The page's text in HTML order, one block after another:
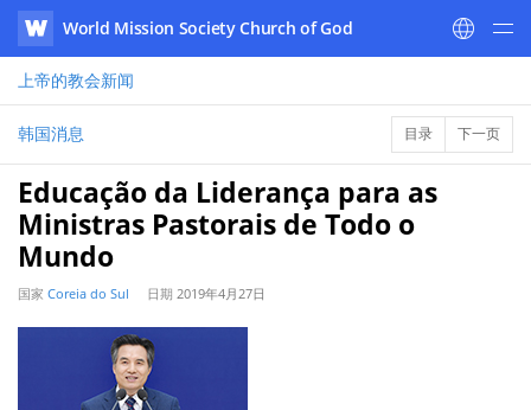
WATV
World Mission Society Church of God
上帝的教会新闻
韩国消息 目录 下一页
Educação da Liderança para as
Ministras Pastorais de Todo o
Mundo
国家 Coreia do Sul 日期 2019年4月27日